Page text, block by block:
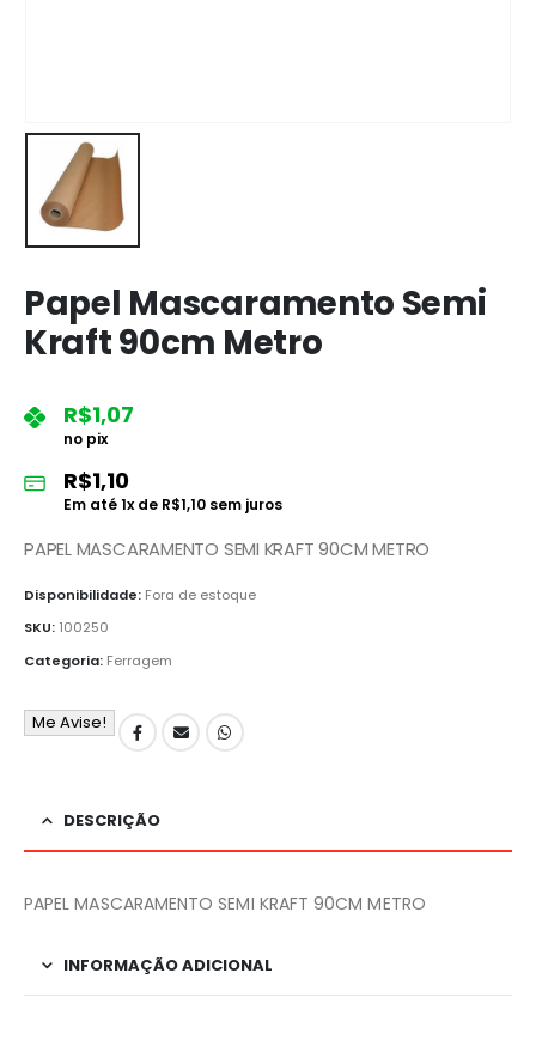
Papel Mascaramento Semi
Kraft 90cm Metro
R$1,07
no pix
R$1,10
Em até1x de R$1,10 sem juros
PAPEL MASCARAMENTO SEMI KRAFT 90CM METRO
Disponibilidade: Fora de estoque
SKU: 100250
Categoria: Ferragem
Me Avise!
DESCRIÇÃO
PAPEL MASCARAMENTO SEMI KRAFT 90CM METRO
INFORMAÇÃO ADICIONAL